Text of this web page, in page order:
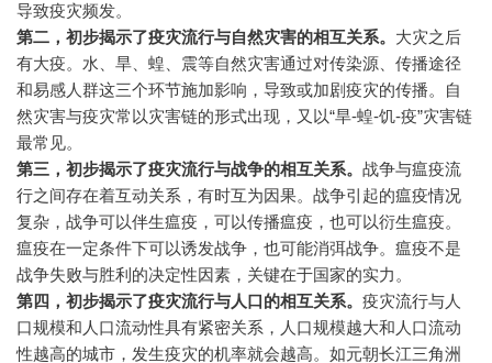
导致疫灾频发。
第二，初步揭示了疫灾流行与自然灾害的相互关系。 大灾之后
有大疫。水、旱、蝗、震等自然灾害通过对传染源、传播途径
和易感人群这三个环节施加影响，导致或加剧疫灾的传播。自
然灾害与疫灾常以灾害链的形式出现，又以“旱-蝗-饥-疫”灾害链
最常见。
第三，初步揭示了疫灾流行与战争的相互关系。 战争与瘟疫流
行之间存在着互动关系，有时互为因果。战争引起的瘟疫情况
复杂，战争可以伴生瘟疫，可以传播瘟疫，也可以衍生瘟疫。
瘟疫在一定条件下可以诱发战争，也可能消弭战争。瘟疫不是
战争失败与胜利的决定性因素，关键在于国家的实力。
第四，初步揭示了疫灾流行与人口的相互关系。 疫灾流行与人
口规模和人口流动性具有紧密关系，人口规模越大和人口流动
性越高的城市，发生疫灾的机率就会越高。如元朝长江三角洲